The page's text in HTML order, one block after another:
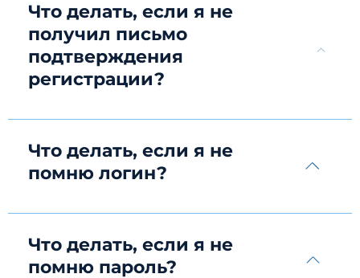
Что делать, если я не
получил письмо
подтверждения
регистрации?
Что делать, если я не
помню логин?
Что делать, если я не
помню пароль?